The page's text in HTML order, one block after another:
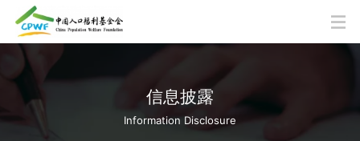
信息披露
Information Disclosure